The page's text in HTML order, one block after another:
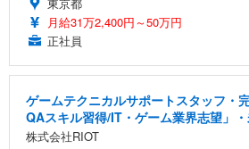
月給31万2,400円～50万円
正社員
ゲームテクニカルサポートスタッフ・
QAスキル習得/IT・ゲーム業界志望」
株式会社RIOT